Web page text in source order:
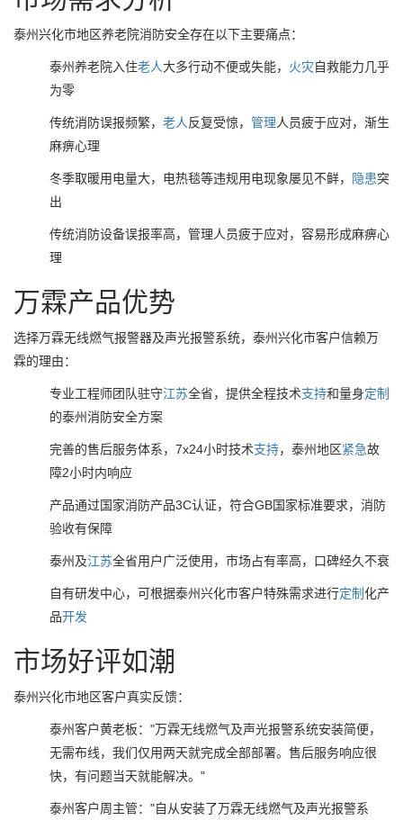
泰州兴化市地区养老院消防安全存在以下主要痛点：
泰州养老院入住老人大多行动不便或失能， 火灾自救能力几乎
为零
传统消防误报频繁， 老人反复受惊， 管理人员疲于应对，渐生
麻痹心理
冬季取暖用电量大，电热毯等违规用电现象屡见不鲜， 隐患突
出
传统消防设备误报率高，管理人员疲于应对，容易形成麻痹心
理
万霖产品优势
选择万霖无线燃气报警器及声光报警系统，泰州兴化市客户信赖万
霖的理由：
专业工程师团队驻守江苏全省，提供全程技术支持和量身定制
的泰州消防安全方案
完善的售后服务体系，7x24小时技术支持，泰州地区紧急故
障2小时内响应
产品通过国家消防产品3C认证，符合GB国家标准要求，消防
验收有保障
泰州及江苏全省用户广泛使用，市场占有率高，口碑经久不衰
自有研发中心，可根据泰州兴化市客户特殊需求进行定制化产
品开发
市场好评如潮
泰州兴化市地区客户真实反馈：
泰州客户黄老板："万霖无线燃气及声光报警系统安装简便，
无需布线，我们仅用两天就完成全部部署。售后服务响应很
快，有问题当天就能解决。"
泰州客户周主管："自从安装了万霖无线燃气及声光报警系